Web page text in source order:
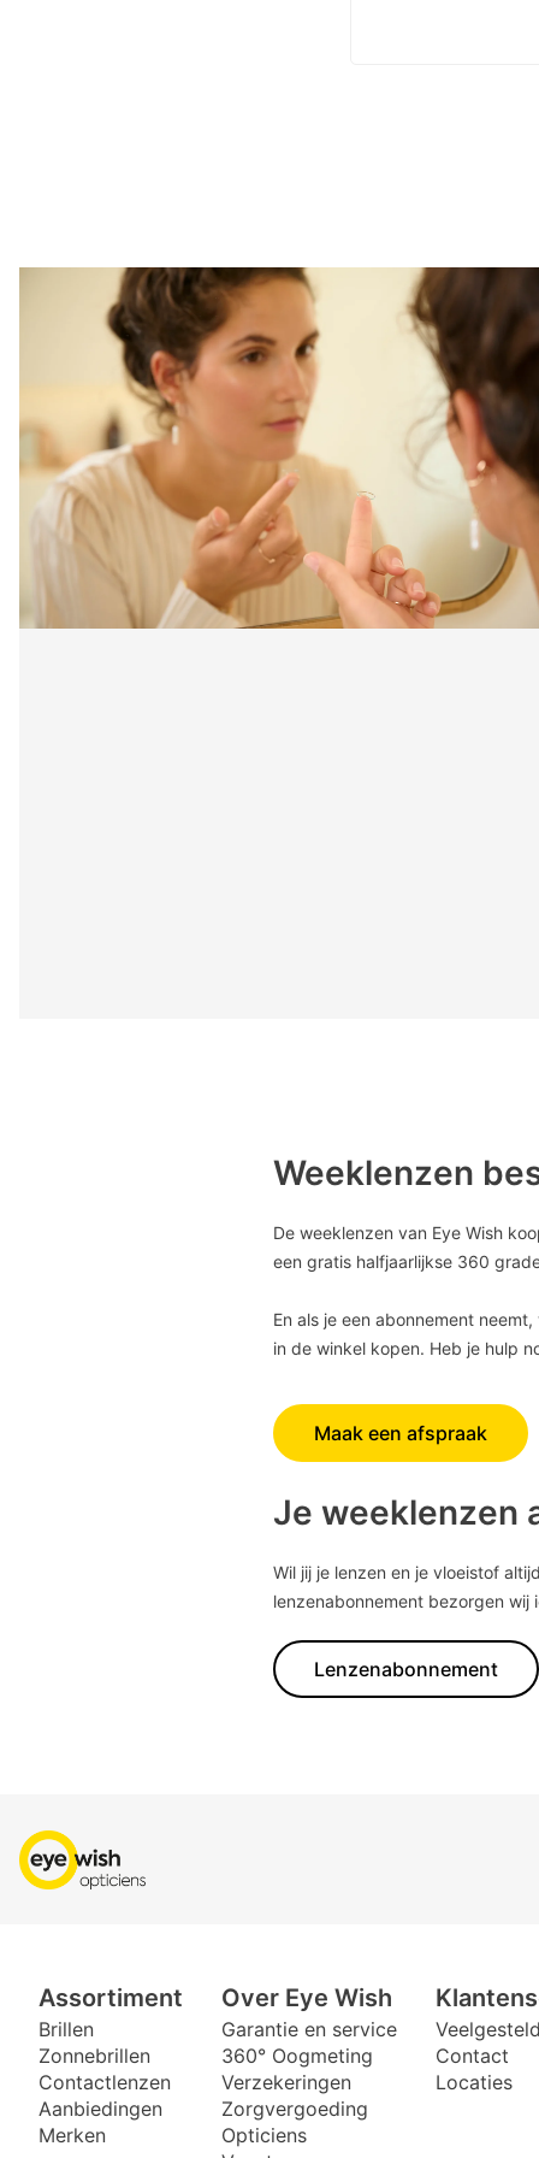
Weeklenzen
De weeklenzen van Eye Wish
een gratis halfjaarlijkse 360
En als je een abonnement
in de winkel kopen. Heb je hulp
Maak een afspraak
Je weeklenzen
Wil jij je lenzen en je vloeistof
lenzenabonnement bezorgen
Lenzenabonnement
Assortiment
Brillen
Zonnebrillen
Contactlenzen
Aanbiedingen
Merken
Over Eye Wish
Garantie en service
360° Oogmeting
Verzekeringen
Zorgvergoeding
Opticiens
Contact
Locaties